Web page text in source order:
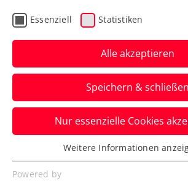
WTTA powered by
Coloplast 2025
erfolgreich
Österreichs
vom 16. bis 18. Mai im ÖTV-
Leistungszentrum Südstadt auf.
Verfasst von: Presseaussendung / ChatGPT /
Essenziell Statistiken
Alle akzeptieren
Speichern & schließen
Nur essenzielle Cookies
Essenziell
Essenzielle Cookies werden für
Weitere Informationen
Powered by